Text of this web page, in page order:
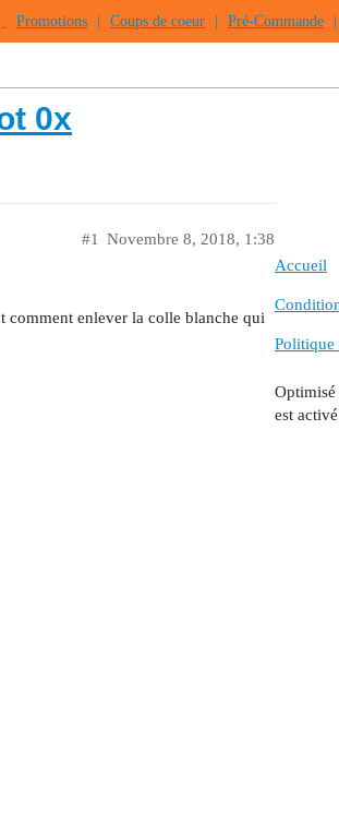
Promotions Coups de coeur Pré-Commande
0x
Novembre 8, 2018, 1:38
#1
comment enlever la colle blanche qui
Accueil
Politique
Optimisé
est